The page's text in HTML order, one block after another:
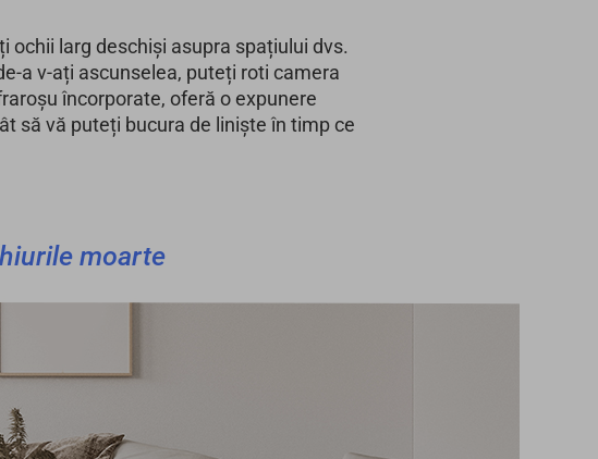
ochii larg deschiși asupra spațiului dvs.
a v-ați ascunselea, puteți roti camera
încorporate, oferă o expunere
să vă puteți bucura de liniște în timp ce
moarte